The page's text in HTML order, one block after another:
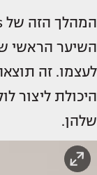
השיער הראשי
לעצמו. זה
היכולת ליצור
שלהן.